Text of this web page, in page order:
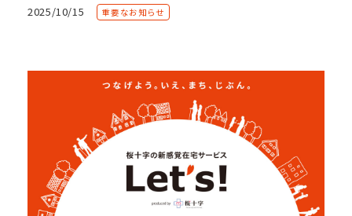
2025/10/15 重要なお知らせ